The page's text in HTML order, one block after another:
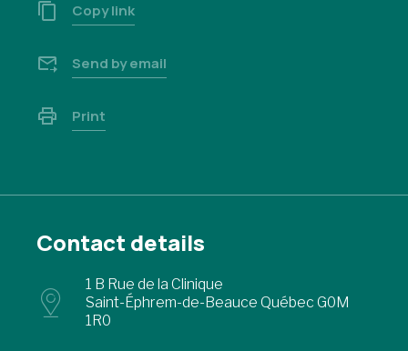
Copy link
Send by email
Print
Contact details
1 B Rue de la Clinique
Saint-Éphrem-de-Beauce Québec G0M
1R0